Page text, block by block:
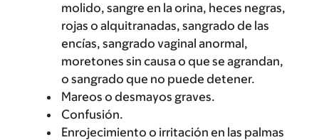
molido, sangre en la orina, heces negras,
rojas o alquitranadas, sangrado de las
encías, sangrado vaginal anormal,
moretones sin causa o que se agrandan,
o sangrado que no puede detener.
Mareos o desmayos graves.
Confusión.
Enrojecimiento o irritación en las palmas